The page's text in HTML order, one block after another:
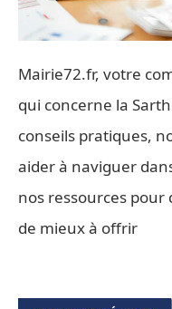
Mairie72.fr, votre
qui concerne la
conseils pratiques,
aider à naviguer
nos ressources pour
de mieux à offrir